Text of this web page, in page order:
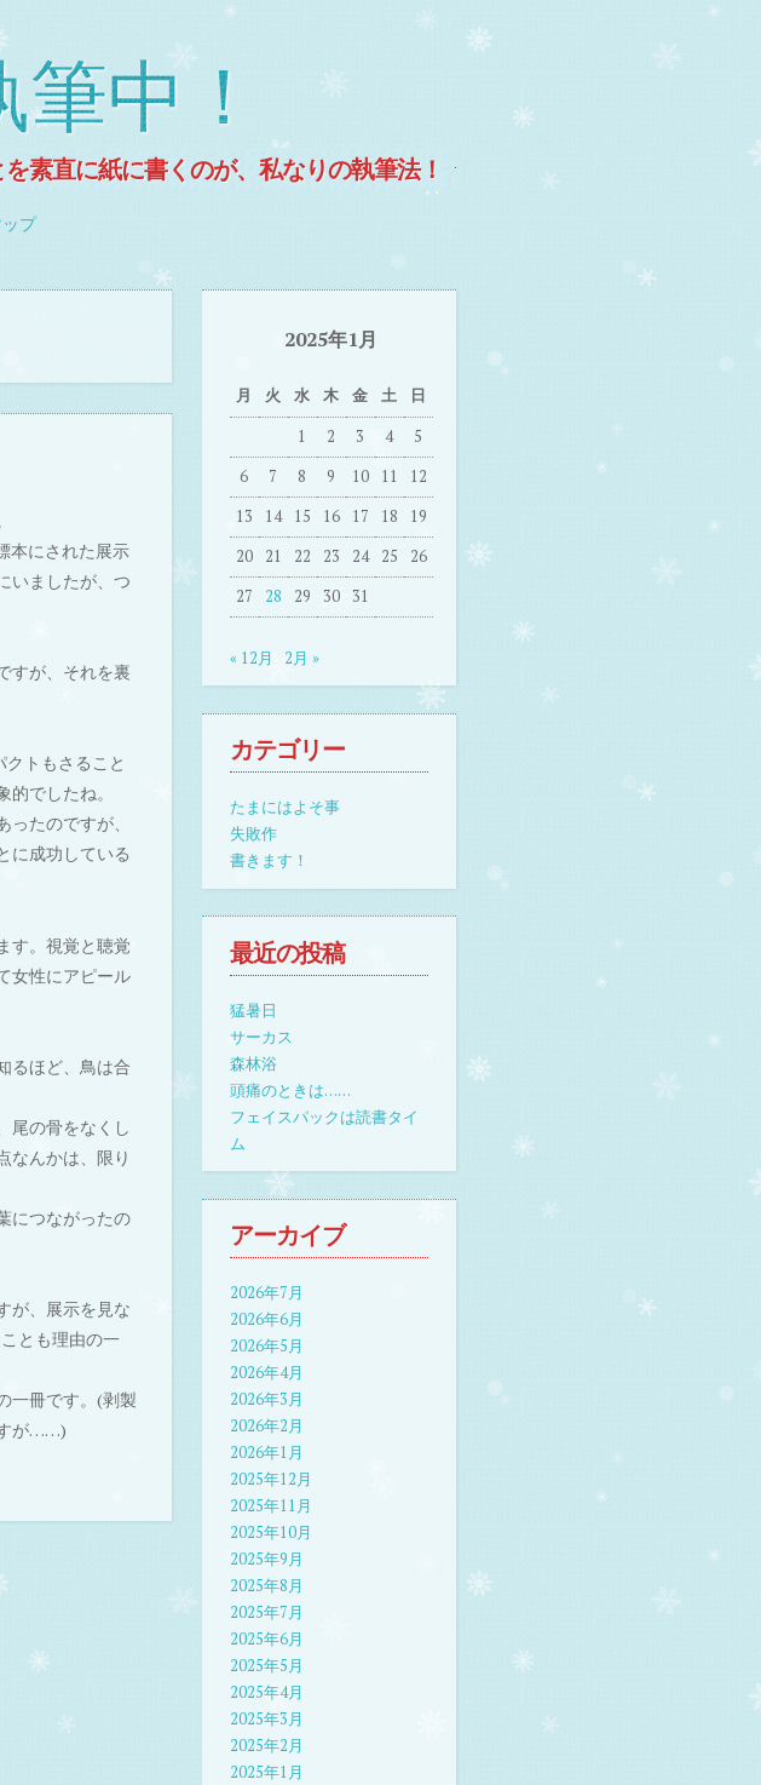
中！
素直に紙に書くのが、私なりの執筆法！
プ
本にされた展示
いましたが、つ
すが、それを裏
トもさること
でしたね。
たのですが、
に成功している
す。視覚と聴覚
女性にアピール
るほど、鳥は合
尾の骨をなくし
なんかは、限り
につながったの
が、展示を見な
とも理由の一
一冊です。(剥製
すが……)
2025年1月
月 火 水 木 金 土 日
1 2 3 4
5
6
7 8 9 10 11
12
13
14 15 16 17 18
19
20
21 22 23 24 25
26
27
28 29 30 31
« 12月 2月 »
カテゴリー
たまにはよそ事
失敗作
書きます！
最近の投稿
猛暑日
サーカス
森林浴
頭痛のときは……
フェイスパックは読書タイ
ム
アーカイブ
2026年7月
2026年6月
2026年5月
2026年4月
2026年3月
2026年2月
2026年1月
2025年12月
2025年11月
2025年10月
2025年9月
2025年8月
2025年7月
2025年6月
2025年5月
2025年4月
2025年3月
2025年2月
2025年1月